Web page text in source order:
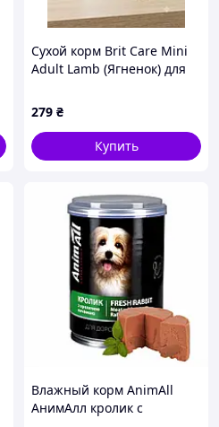
Сухой корм Brit Care Mini
Adult Lamb (Ягненок) для
пород 0.4кг /до 07.10.2027/
279 ₴
Купить
Влажный корм AnimAll
АнимАлл кролик с